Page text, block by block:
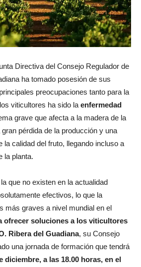
Directiva del Consejo Regulador de
ha tomado posesión de sus
preocupaciones tanto para la
viticultores ha sido la enfermedad
grave que afecta a la madera de la
pérdida de la producción y una
la calidad del fruto, llegando incluso a
la planta.
que no existen en la actualidad
efectivos, lo que la
más graves a nivel mundial en el
ofrecer soluciones a los viticultores
Ribera del Guadiana, su Consejo
una jornada de formación que tendrá
diciembre, a las 18.00 horas, en el